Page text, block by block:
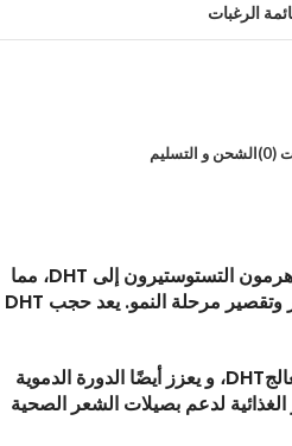
الرغبات
(0) الشحن و التسليم
ينجم الصلع الذكوري عن تحويل هرمون التستوستيرون إلى DHT، مما
يتسبب في تقلص بصيلات الشعر وتقصير مرحلة النمو. يعد حجب DHT
DHT، ويعزز أيضًا الدورة الدموية
لدعم بصيلات الشعر الصحية